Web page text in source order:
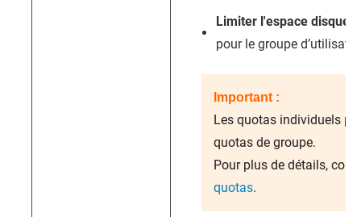
Limiter l'espace disque à
pour le groupe
Important :
Les quotas individuels
quotas de groupe.
Pour plus de détails,
quotas.